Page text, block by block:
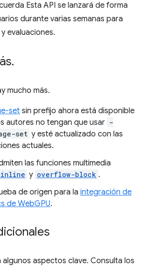
Esta API se lanzará de forma
durante varias semanas para
evaluaciones.
.
mucho más.
set sin prefijo ahora está disponible
autores no tengan que usar -
set y esté actualizado con las
actuales.
las funciones multimedia
inline y overflow-block .
de origen para la integración de
de WebGPU.
algunos aspectos clave. Consulta los